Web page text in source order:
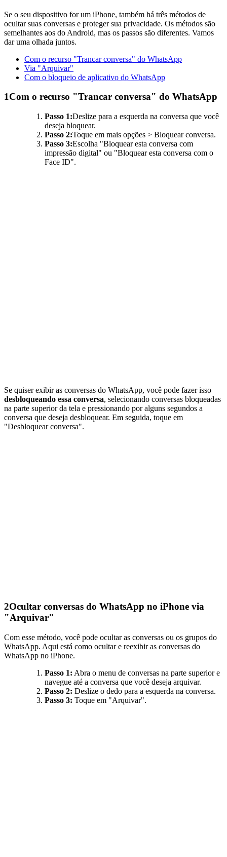
Se o seu dispositivo for um iPhone, também há três métodos de
ocultar suas conversas e proteger sua privacidade. Os métodos são
semelhantes aos do Android, mas os passos são diferentes. Vamos
dar uma olhada juntos.
Com o recurso "Trancar conversa" do WhatsApp
Via "Arquivar"
Com o bloqueio de aplicativo do WhatsApp
1Com o recurso "Trancar conversa" do WhatsApp
Passo 1:Deslize para a esquerda na conversa que você
deseja bloquear.
Passo 2:Toque em mais opções > Bloquear conversa.
Passo 3:Escolha "Bloquear esta conversa com
impressão digital" ou "Bloquear esta conversa com o
Face ID".
Se quiser exibir as conversas do WhatsApp, você pode fazer isso
desbloqueando essa conversa, selecionando conversas bloqueadas
na parte superior da tela e pressionando por alguns segundos a
conversa que deseja desbloquear. Em seguida, toque em
"Desbloquear conversa".
2Ocultar conversas do WhatsApp no iPhone via
"Arquivar"
Com esse método, você pode ocultar as conversas ou os grupos do
WhatsApp. Aqui está como ocultar e reexibir as conversas do
WhatsApp no iPhone.
Passo 1: Abra o menu de conversas na parte superior e
navegue até a conversa que você deseja arquivar.
Passo 2: Deslize o dedo para a esquerda na conversa.
Passo 3: Toque em "Arquivar".